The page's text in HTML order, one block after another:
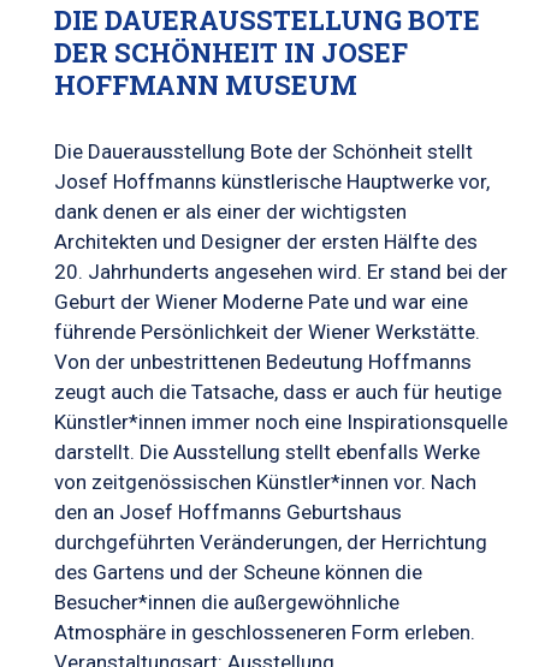
DIE DAUERAUSSTELLUNG BOTE
DER SCHÖNHEIT IN JOSEF
HOFFMANN MUSEUM
Die Dauerausstellung Bote der Schönheit stellt
Josef Hoffmanns künstlerische Hauptwerke vor,
dank denen er als einer der wichtigsten
Architekten und Designer der ersten Hälfte des
20. Jahrhunderts angesehen wird. Er stand bei der
Geburt der Wiener Moderne Pate und war eine
führende Persönlichkeit der Wiener Werkstätte.
Von der unbestrittenen Bedeutung Hoffmanns
zeugt auch die Tatsache, dass er auch für heutige
Künstler*innen immer noch eine Inspirationsquelle
darstellt. Die Ausstellung stellt ebenfalls Werke
von zeitgenössischen Künstler*innen vor. Nach
den an Josef Hoffmanns Geburtshaus
durchgeführten Veränderungen, der Herrichtung
des Gartens und der Scheune können die
Besucher*innen die außergewöhnliche
Atmosphäre in geschlosseneren Form erleben.
Veranstaltungsart: Ausstellung